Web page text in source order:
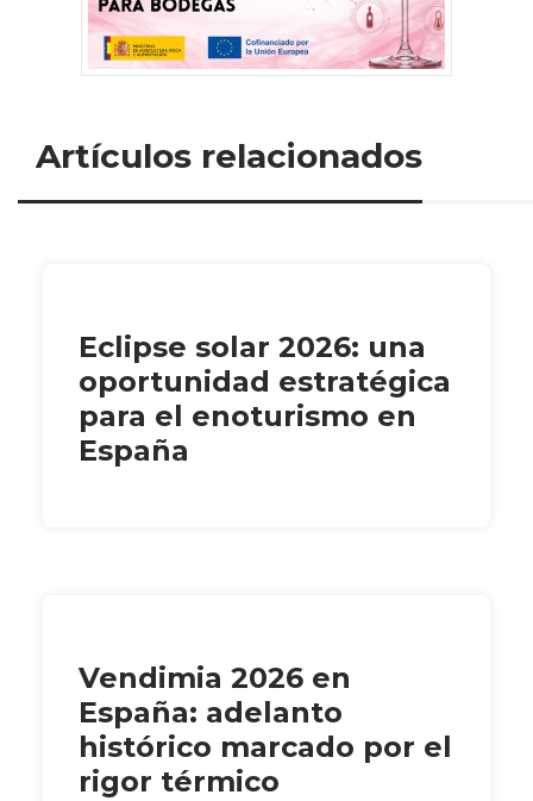
Artículos relacionados
Eclipse solar 2026: una
oportunidad estratégica
para el enoturismo en
España
Vendimia 2026 en
España: adelanto
histórico marcado por el
rigor térmico